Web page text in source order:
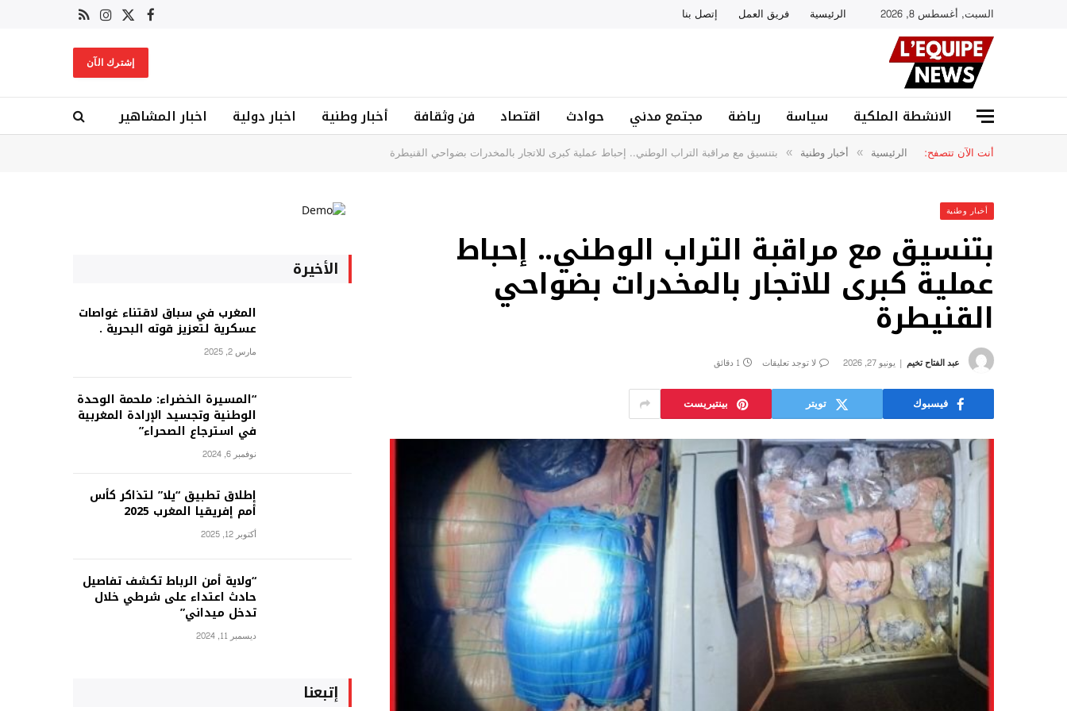
السبت, أغسطس 8, 2026 الرئيسية فريق العمل إتصل بنا فيسبوك
X
الانستغرام
RSS
إشترك الآن
الانشطة الملكية سياسة رياضة مجتمع مدني حوادث اقتصاد فن وثقافة أخبار وطنية اخبار دولية اخبار المشاهير
أنت الآن تتصفح: الرئيسية » أخبار وطنية » بتنسيق مع مراقبة التراب الوطني.. إحباط عملية كبرى للاتجار بالمخدرات بضواحي القنيطرة
أخبار وطنية
بتنسيق مع مراقبة التراب الوطني.. إحباط
عملية كبرى للاتجار بالمخدرات بضواحي
القنيطرة
عبد الفتاح تخيم يونيو 27, 2026 لا توجد تعليقات 1 دقائق
فيسبوك تويتر بينتيريست
الأخيرة
المغرب في سباق لاقتناء غواصات
عسكرية لتعزيز قوته البحرية .
مارس 2, 2025
“المسيرة الخضراء: ملحمة الوحدة
الوطنية وتجسيد الإرادة المغربية
في استرجاع الصحراء”
نوفمبر 6, 2024
إطلاق تطبيق “يلا” لتذاكر كأس
أمم إفريقيا المغرب 2025
أكتوبر 12, 2025
“ولاية أمن الرباط تكشف تفاصيل
حادث اعتداء على شرطي خلال
تدخل ميداني”
ديسمبر 11, 2024
إتبعنا